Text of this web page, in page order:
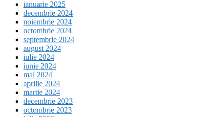
ianuarie 2025
decembrie 2024
noiembrie 2024
octombrie 2024
septembrie 2024
august 2024
iulie 2024
iunie 2024
mai 2024
aprilie 2024
martie 2024
decembrie 2023
octombrie 2023